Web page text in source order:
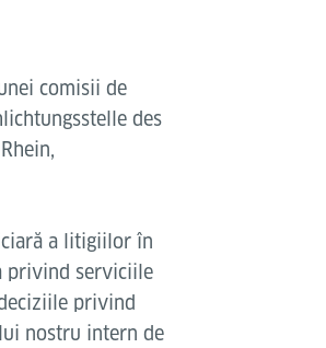
comisii de
des
a litigiilor în
privind serviciile
privind
nostru intern de